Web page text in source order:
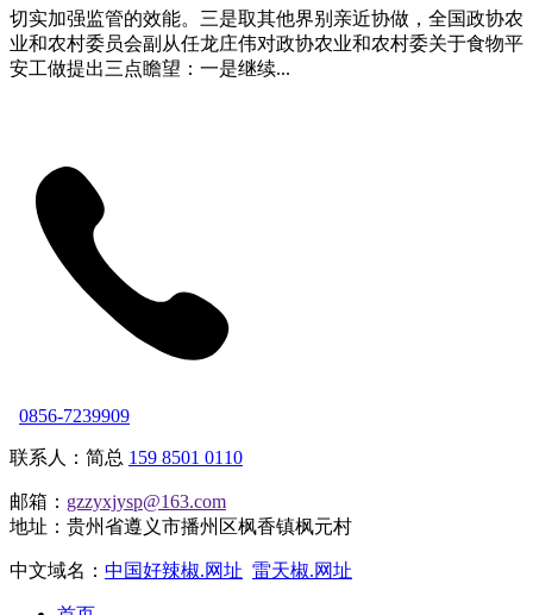
切实加强监管的效能。三是取其他界别亲近协做，全国政协农
业和农村委员会副从任龙庄伟对政协农业和农村委关于食物平
安工做提出三点瞻望：一是继续...
0856-7239909
联系人：简总 159 8501 0110
邮箱： gzzyxjysp@163.com
地址：贵州省遵义市播州区枫香镇枫元村
中文域名： 中国好辣椒.网址 雷天椒.网址